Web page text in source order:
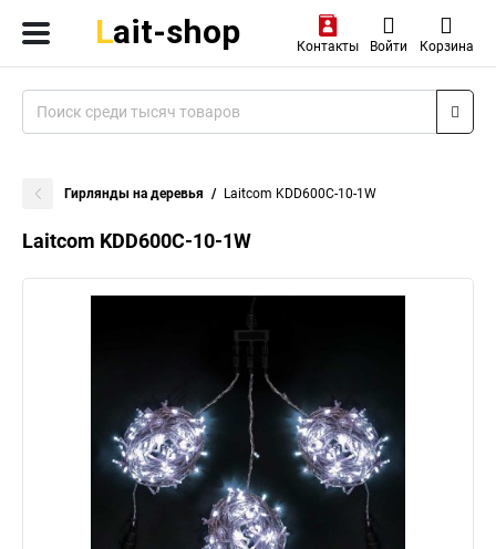
Контакты Войти Корзина
Гирлянды на деревья Laitcom KDD600C-10-1W
Laitcom KDD600C-10-1W